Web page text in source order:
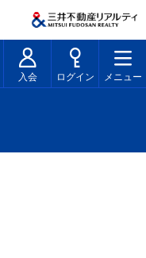
入会 ログイン メニュー